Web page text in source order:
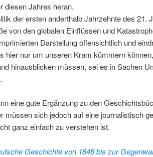
diesen Jahres heran.
der ersten anderthalb Jahrzehnte des 21.
von den globalen Einflüssen und
Darstellung offensichtlich und
hier nur um unseren Kram kümmern
hinausblicken müssen, sei es in Sachen
eine gute Ergänzung zu den
müssen sich jedoch auf eine journalistisch
ganz einfach zu verstehen ist.
Geschichte von 1848 bis zur